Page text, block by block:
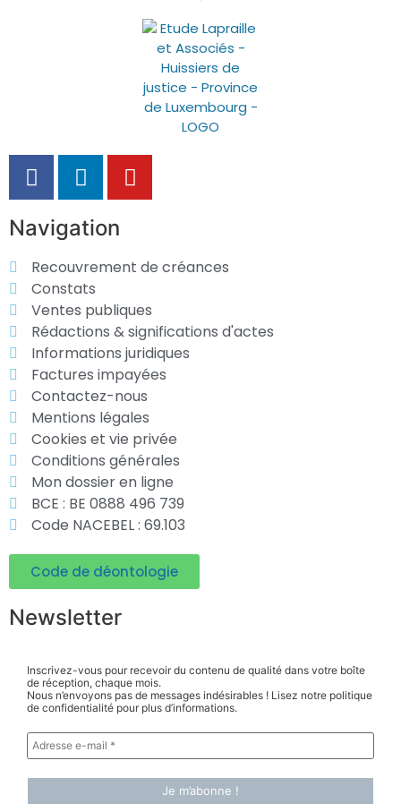
Navigation
Recouvrement de créances
Constats
Ventes publiques
Rédactions & significations d'actes
Informations juridiques
Factures impayées
Contactez-nous
Mentions légales
Cookies et vie privée
Conditions générales
Mon dossier en ligne
BCE : BE 0888 496 739
Code NACEBEL : 69.103
Code de déontologie
Newsletter
Inscrivez-vous pour recevoir du contenu de qualité dans votre boîte
de réception, chaque mois.
Nous n’envoyons pas de messages indésirables ! Lisez notre politique
de confidentialité pour plus d’informations.